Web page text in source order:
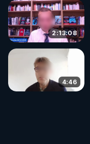
2:13:08
4:46